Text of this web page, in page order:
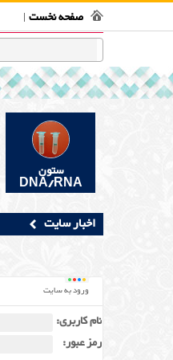
صفحه نخست
ستون
DNA/RNA
اخبار سایت
ورود به سایت
نام کاربری:
رمز عبور: